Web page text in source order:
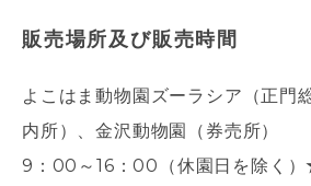
販売場所及び販売時間
よこはま動物園ズーラシア（正門
内所）、金沢動物園（券売所）
9：00～16：00（休園日を除く ）